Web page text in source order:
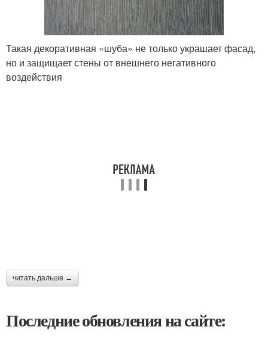
Такая декоративная «шуба» не только украшает фасад,
но и защищает стены от внешнего негативного
воздействия
читать дальше →
Последние обновления на сайте: